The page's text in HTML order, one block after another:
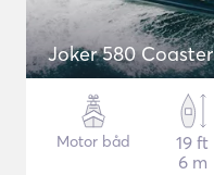
Joker 580 Coaster
Motor båd
19 ft
6 m